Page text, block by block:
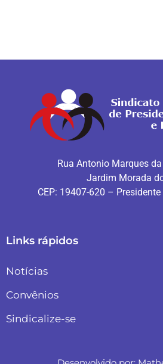
Rua Antonio Marques
Jardim Morada
CEP: 19407-620 –
Links rápidos
Notícias
Convênios
Sindicalize-se